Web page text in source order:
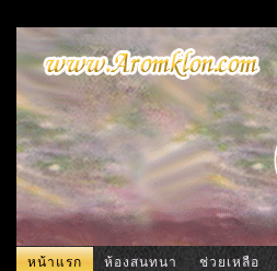
หน้าแรก ห้องสนทนา ช่วยเหลือ